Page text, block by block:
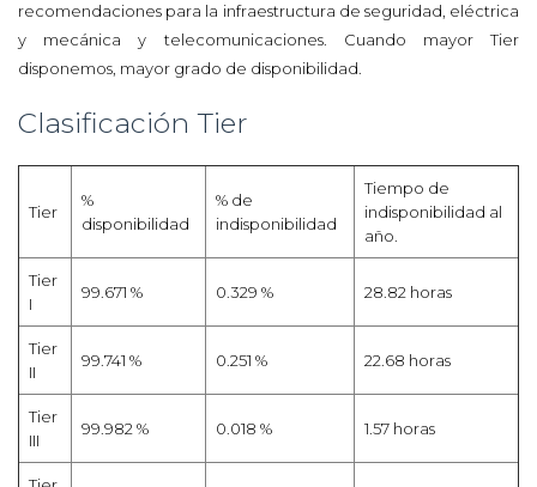
recomendaciones para la infraestructura de seguridad, eléctrica
y mecánica y telecomunicaciones. Cuando mayor Tier
disponemos, mayor grado de disponibilidad.
Clasificación Tier
Tier
%
disponibilidad
% de
indisponibilidad
Tiempo de
indisponibilidad al
año.
Tier
I
99.671 % 0.329 % 28.82 horas
Tier
II
99.741 % 0.251 % 22.68 horas
Tier
III
99.982 % 0.018 % 1.57 horas